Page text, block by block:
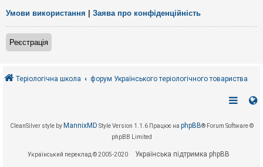
А
к
т
и
і
Умови використання Заява про конфіденційність
Реєстрація
Теріологічна школа форум Українського теріологічного товариства
CleanSilver style by MannixMD Style Version 1.1.6 Працює на phpBB® Forum Software ©
phpBB Limited
Український переклад © 2005-2020 Українська підтримка phpBB